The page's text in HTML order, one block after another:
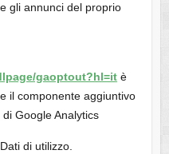
gli annunci del proprio
gaoptout?hl=itè
il componente aggiuntivo
Google Analytics
di utilizzo.